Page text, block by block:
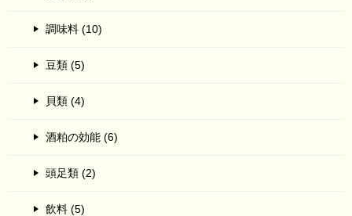
調味料 (10)
豆類 (5)
貝類 (4)
酒粕の効能 (6)
頭足類 (2)
飲料 (5)